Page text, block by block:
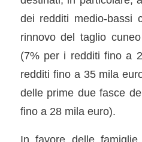
dei redditi medio-bassi
rinnovo del taglio
(7% per i redditi fino a
redditi fino a 35 mila
delle prime due fasce
fino a 28 mila euro).
In favore delle